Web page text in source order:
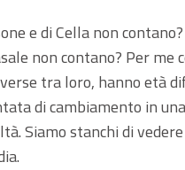
e di Cella non
non contano? Per
tra loro, hanno età
di cambiamento in
Siamo stanchi di